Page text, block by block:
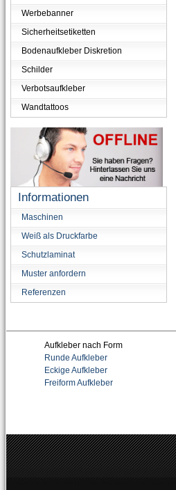
Werbebanner
Sicherheitsetiketten
Bodenaufkleber Diskretion
Schilder
Verbotsaufkleber
Wandtattoos
Informationen
Maschinen
Weiß als Druckfarbe
Schutzlaminat
Muster anfordern
Referenzen
Aufkleber nach Form
Runde Aufkleber
Eckige Aufkleber
Freiform Aufkleber